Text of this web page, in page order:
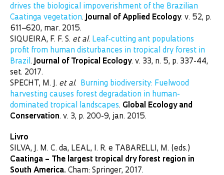
drives the biological impoverishment of the Brazilian
Caatinga vegetation. Journal of Applied Ecology. v. 52, p.
611–620, mar. 2015.
SIQUEIRA, F. F. S. et al. Leaf-cutting ant populations
profit from human disturbances in tropical dry forest in
Brazil . Journal of Tropical Ecology. v. 33, n. 5, p. 337-44,
set. 2017.
SPECHT, M. J. et al.
Burning biodiversity: Fuelwood
harvesting causes forest degradation in human-
dominated tropical landscapes. Global Ecology and
Conservation. v. 3, p. 200-9, jan. 2015.
Livro
SILVA, J. M. C. da, LEAL, I. R. e TABARELLI, M. (eds.)
Caatinga – The largest tropical dry forest region in
South America. Cham: Springer, 2017.